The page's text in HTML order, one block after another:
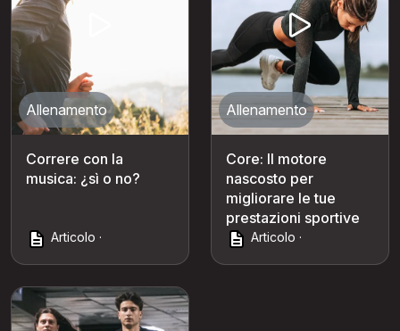
Allenamento
Correre con la
musica: ¿sì o no?
Articolo ·
Allenamento
Core: Il motore
nascosto per
migliorare le tue
prestazioni sportive
Articolo ·